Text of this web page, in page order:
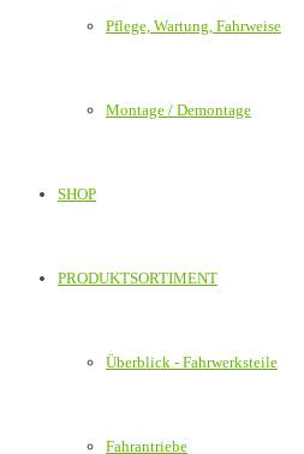
Pflege, Wartung, Fahrweise
Montage / Demontage
SHOP
PRODUKTSORTIMENT
Überblick - Fahrwerksteile
Fahrantriebe